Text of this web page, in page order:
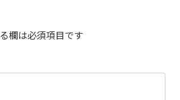
欄は必須項目です